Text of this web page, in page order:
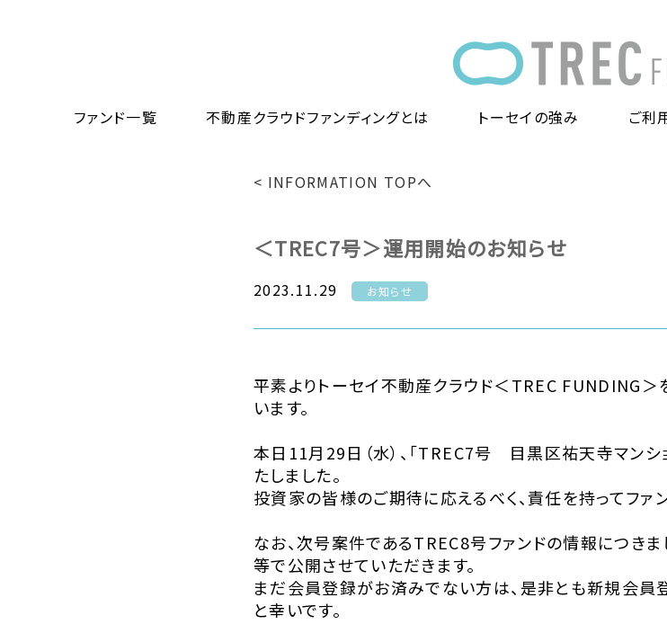
ファンド一覧 不動産クラウドファンディングとは トーセイの強み ご利
< INFORMATION TOPへ
＜TREC7号＞運用開始のお知らせ
2023.11.29 お知らせ
平素よりトーセイ不動産クラウド＜TREC FUNDING＞
います。
本日11月29日（水）、「TREC7号 目黒区祐天寺マンシ
たしました。
投資家の皆様のご期待に応えるべく、責任を持ってファ
なお、次号案件であるTREC8号ファンドの情報につき
等で公開させていただきます。
まだ会員登録がお済みでない方は、是非とも新規会員
と幸いです。